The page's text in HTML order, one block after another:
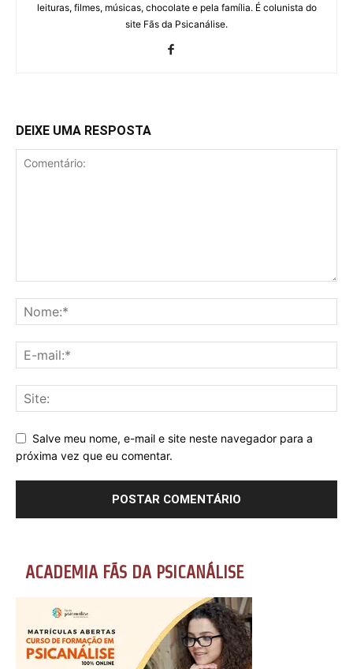
leituras, filmes, músicas, chocolate e pela família. É colunista do
site Fãs da Psicanálise.
DEIXE UMA RESPOSTA
Salve meu nome, e-mail e site neste navegador para a
próxima vez que eu comentar.
ACADEMIA FÃS DA PSICANÁLISE